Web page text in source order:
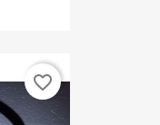
favorite_border